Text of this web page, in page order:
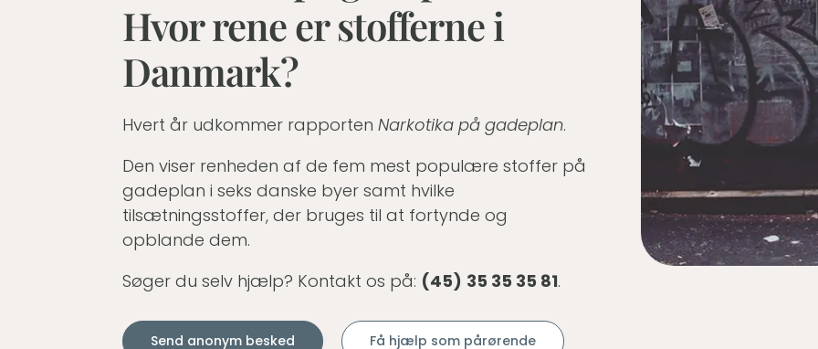
Hvor rene er stofferne i
Danmark?
Hvert år udkommer rapportenNarkotika på gadeplan.
Den viser renheden af de fem mest populære stoffer på
gadeplan i seks danske byer samt hvilke
tilsætningsstoffer, der bruges til at fortynde og
opblande dem.
Søger du selv hjælp? Kontakt os på: (45) 35 35 35 81.
Send anonym besked Få hjælp som pårørende